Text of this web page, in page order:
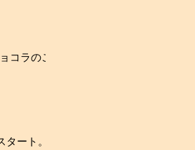
コラのご
ート。